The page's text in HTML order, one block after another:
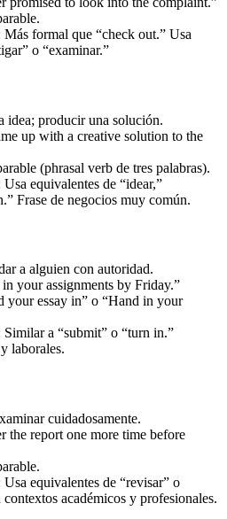
formal que “check out.” Usa
o “examinar.”
idea; producir una solución.
up with a creative solution to the
(phrasal verb de tres palabras).
equivalentes de “idear,”
Frase de negocios muy común.
a alguien con autoridad.
your assignments by Friday.”
your essay in” o “Hand in your
a “submit” o “turn in.”
laborales.
cuidadosamente.
the report one more time before
equivalentes de “revisar” o
académicos y profesionales.